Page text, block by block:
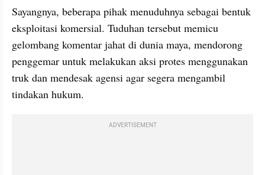
Sayangnya, beberapa pihak menuduhnya sebagai bentuk
eksploitasi komersial. Tuduhan tersebut memicu
gelombang komentar jahat di dunia maya, mendorong
penggemar untuk melakukan aksi protes menggunakan
truk dan mendesak agensi agar segera mengambil
tindakan hukum.
ADVERTISEMENT